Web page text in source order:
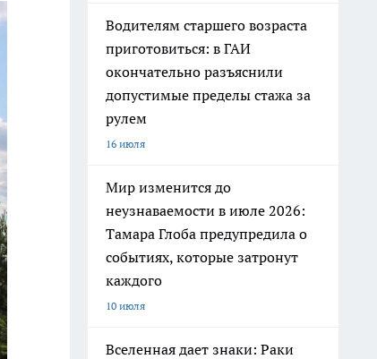
Водителям старшего возраста
приготовиться: в ГАИ
окончательно разъяснили
допустимые пределы стажа за
рулем
16 июля
Мир изменится до
неузнаваемости в июле 2026:
Тамара Глоба предупредила о
событиях, которые затронут
каждого
10 июля
Вселенная дает знаки: Раки